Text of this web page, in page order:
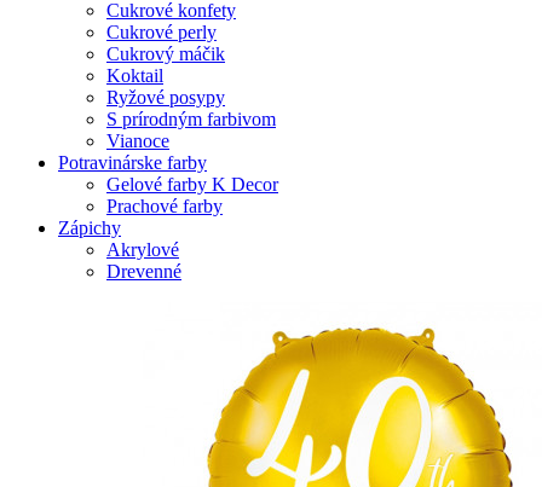
Cukrové konfety
Cukrové perly
Cukrový máčik
Koktail
Ryžové posypy
S prírodným farbivom
Vianoce
Potravinárske farby
Gelové farby K Decor
Prachové farby
Zápichy
Akrylové
Drevenné